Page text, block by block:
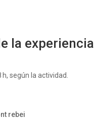
la experiencia
h, según la actividad.